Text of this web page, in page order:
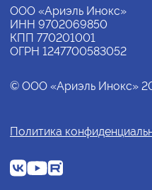
ООО «Ариэль Инокс»
ИНН 9702069850
КПП 770201001
ОГРН 1247700583052
© ООО «Ариэль Инокс»
Политика